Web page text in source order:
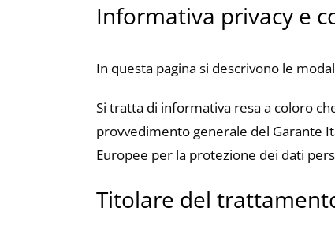
Informativa privacy e
In questa pagina si descrivono le
Si tratta di informativa resa a coloro
provvedimento generale del Garante
Europee per la protezione dei dati
Titolare del